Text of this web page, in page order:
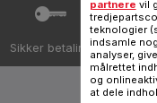
Sikker betaling
partnere vil
teknologier
indsamle
analyser,
målrettet
og
at dele